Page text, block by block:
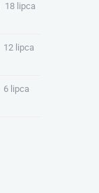
18 lipca
12 lipca
6 lipca